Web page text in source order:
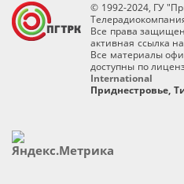
© 1992-2024, ГУ
Все права
активная ссылка
Все материалы
доступны по
International
Приднестровье,